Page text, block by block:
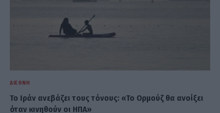
ΔΙΕΘΝΉ
Το Ιράν ανεβάζει τους τόνους: «Το Ορμούζ θα ανοίξει
όταν κινηθούν οι ΗΠΑ»